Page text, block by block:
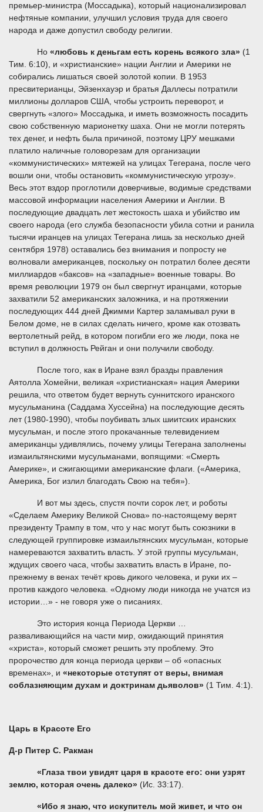
премьер-министра (Моссадыка), который национализировал
нефтяные компании, улучшил условия труда для своего
народа и даже допустил свободу религии.
Но «любовь к деньгам есть корень всякого зла» (1
Тим. 6:10), и «христианские» нации Англии и Америки не
собирались лишаться своей золотой копии. В 1953
пресвитерианцы, Эйзенхауэр и братья Даллесы потратили
миллионы долларов США, чтобы устроить переворот, и
свергнуть «злого» Моссадыка, и иметь возможность посадить
свою собственную марионетку шаха. Они не могли потерять
тех денег, и нефть была причиной, поэтому ЦРУ мешками
платило наличные головорезам для организации
«коммунистических» мятежей на улицах Тегерана, после чего
вошли они, чтобы остановить «коммунистическую угрозу».
Весь этот вздор проглотили доверчивые, водимые средствами
массовой информации населения Америки и Англии. В
последующие двадцать лет жестокость шаха и убийство им
своего народа (его служба безопасности убила сотни и ранила
тысячи иранцев на улицах Тегерана лишь за несколько дней
сентября 1978) оставались без внимания и попросту не
волновали американцев, поскольку он потратил более десяти
миллиардов «баксов» на «западные» военные товары. Во
время революции 1979 он был свергнут иранцами, которые
захватили 52 американских заложника, и на протяжении
последующих 444 дней Джимми Картер заламывал руки в
Белом доме, не в силах сделать ничего, кроме как отозвать
вертолетный рейд, в котором погибли его же люди, пока не
вступил в должность Рейган и они получили свободу.
После того, как в Иране взял бразды правления
Аятолла Хомейни, великая «христианская» нация Америки
решила, что ответом будет вернуть суннитского иранского
мусульманина (Саддама Хуссейна) на последующие десять
лет (1980-1990), чтобы поубивать злых шиитских иранских
мусульман, и после этого прокачанные телевидением
американцы удивлялись, почему улицы Тегерана заполнены
измаильтянскими мусульманами, вопящими: «Смерть
Америке», и сжигающими американские флаги. («Америка,
Америка, Бог излил благодать Свою на тебя»).
И вот мы здесь, спустя почти сорок лет, и роботы
«Сделаем Америку Великой Снова» по-настоящему верят
президенту Трампу в том, что у нас могут быть союзники в
следующей группировке измаильтянских мусульман, которые
намереваются захватить власть. У этой группы мусульман,
ждущих своего часа, чтобы захватить власть в Иране, по-
прежнему в венах течёт кровь дикого человека, и руки их –
против каждого человека. «Одному люди никогда не учатся из
истории…» - не говоря уже о писаниях.
Это история конца Периода Церкви …
разваливающийся на части мир, ожидающий принятия
«христа», который сможет решить эту проблему. Это
пророчество для конца периода церкви – об «опасных
временах», и «некоторые отступят от веры, внимая
соблазняющим духам и доктринам дьяволов» (1 Тим. 4:1).
Царь в Красоте Его
Д-р Питер С. Ракман
«Глаза твои увидят царя в красоте его: они узрят
землю, которая очень далеко» (Ис. 33:17).
«Ибо я знаю, что искупитель мой живет, и что он